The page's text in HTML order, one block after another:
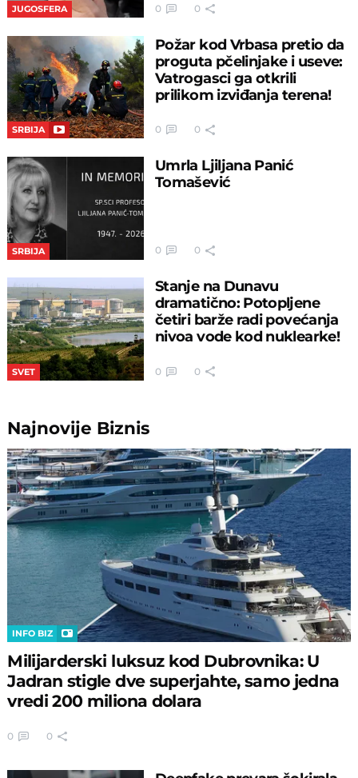
JUGOSFERA 0 0
SRBIJA
Požar kod Vrbasa pretio da
proguta pčelinjake i useve:
Vatrogasci ga otkrili
prilikom izviđanja terena!
0 0
SRBIJA
Umrla Ljiljana Panić
Tomašević
0 0
SVET
Stanje na Dunavu
dramatično: Potopljene
četiri barže radi povećanja
nivoa vode kod nuklearke!
0 0
Najnovije Biznis
INFO BIZ
Milijarderski luksuz kod Dubrovnika: U
Jadran stigle dve superjahte, samo jedna
vredi 200 miliona dolara
0 0